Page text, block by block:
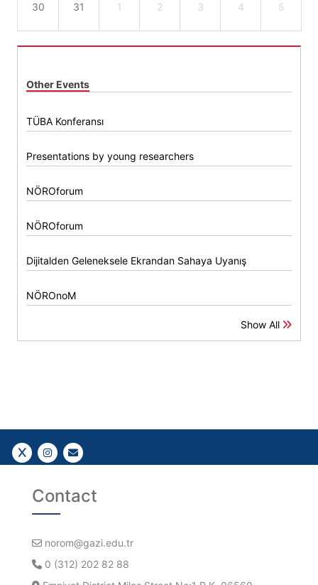
30 31 1 2 3 4 5
Other Events
TÜBA Konferansı
Presentations by young researchers
NÖROforum
NÖROforum
Dijitalden Geleneksele Ekrandan Sahaya Uyanış
NÖROnoM
Show All
Follow Us!Follow Us!Gazi E-Mail
Contact
norom@gazi.edu.tr
0 (312) 202 82 88